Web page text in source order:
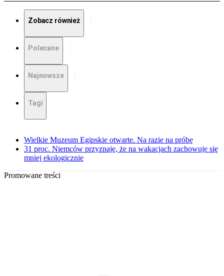
Zobacz również
Polecane
Najnowsze
Tagi
Wielkie Muzeum Egipskie otwarte. Na razie na próbę
31 proc. Niemców przyznaje, że na wakacjach zachowuje się
mniej ekologicznie
Promowane treści